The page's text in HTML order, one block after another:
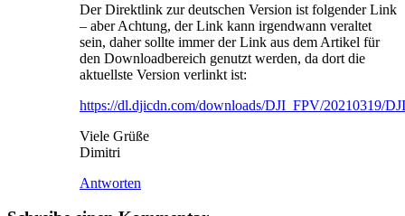
Der Direktlink zur deutschen Version ist folgender Link
– aber Achtung, der Link kann irgendwann veraltet
sein, daher sollte immer der Link aus dem Artikel für
den Downloadbereich genutzt werden, da dort die
aktuellste Version verlinkt ist:
https://dl.djicdn.com/downloads/DJI_FPV/20210319/
Viele Grüße
Dimitri
Antworten